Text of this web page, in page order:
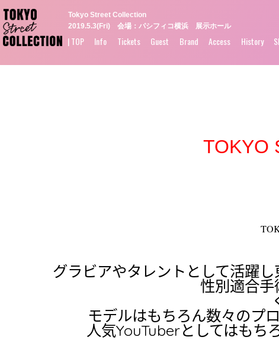
Tokyo Street Collection
2019.5.3(Fri) 会場：パシフィコ横浜 展示ホール
| TOP Info Tickets Guest Brand Access History
TOKYO
グラビアやタレントとして活躍
性別適合手
モデルはもちろん数々のプ
人気YouTuberとしてはもち